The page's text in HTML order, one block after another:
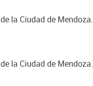
la Ciudad de Mendoza.
la Ciudad de Mendoza.